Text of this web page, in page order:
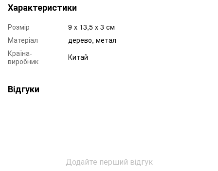
Характеристики
Розмір
9 x 13,5 x 3 см
Матеріал
дерево, метал
Країна-
виробник
Китай
Відгуки
Додайте перший відгук